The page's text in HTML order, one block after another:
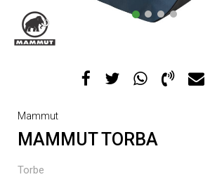
1 2 3 4
Mammut
MAMMUT TORBA
Torbe